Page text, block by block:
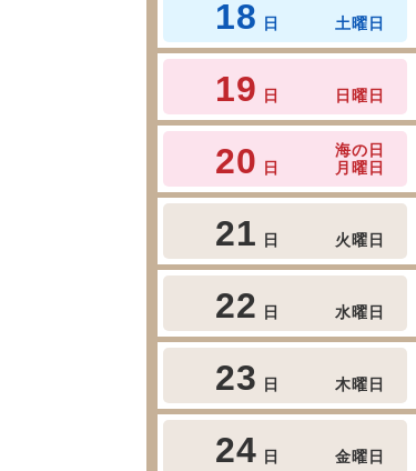
18 日 土曜日
19 日 日曜日
20 日
海の日
月曜日
21 日 火曜日
22 日 水曜日
23 日 木曜日
24 日 金曜日